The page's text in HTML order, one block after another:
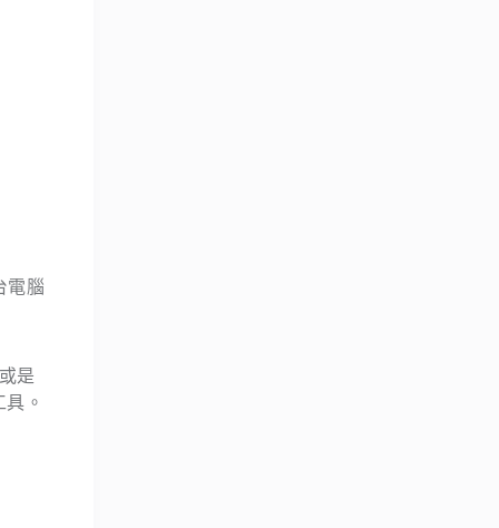
電腦
是
。